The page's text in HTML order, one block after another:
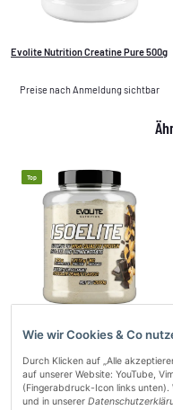
Evolite Nutrition Creatine Pure 500g
Preise nach Anmeldung sichtbar
Top
Evolite Nutrition Iso Elite 2kg
Preise nach Anmeldung sichtbar
Wie wir Cookies & Co
Durch Klicken auf „Alle
auf unserer Website: YouTube,
(Fingerabdruck-Icon links
und in unserer